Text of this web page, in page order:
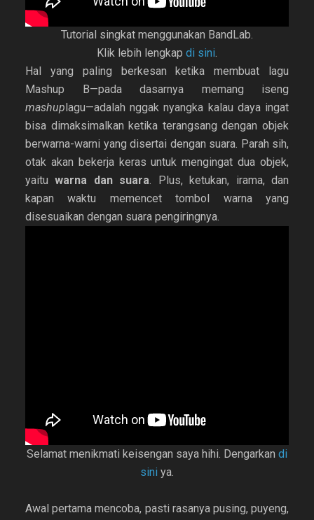
Tutorial singkat menggunakan BandLab.
Klik lebih lengkap di sini.
Hal yang paling berkesan ketika membuat lagu
Mashup B—pada dasarnya memang iseng
mashup lagu—adalah nggak nyangka kalau daya ingat
bisa dimaksimalkan ketika terangsang dengan objek
berwarna-warni yang disertai dengan suara. Parah sih,
otak akan bekerja keras untuk mengingat dua objek,
yaituwarna dan suara. Plus, ketukan, irama, dan
kapan waktu memencet tombol warna yang
disesuaikan dengan suara pengiringnya.
Selamat menikmati keisengan saya hihi. Dengarkan di
sini ya.
Awal pertama mencoba, pasti rasanya pusing, puyeng,